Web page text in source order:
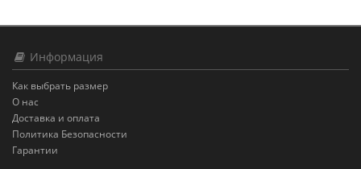
Информация
Как выбрать размер
О нас
Доставка и оплата
Политика Безопасности
Гарантии